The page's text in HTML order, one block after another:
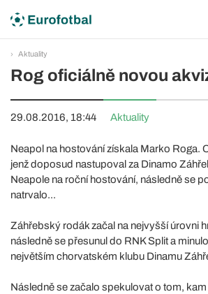
Aktuality
Rog oficiálně novou
29.08.2016, 18:44 Aktuality
Neapol na hostování získala Marko Roga.
jenž doposud nastupoval za Dinamo
Neapole na roční hostování, následně se
natrvalo...
Záhřebský rodák začal na nejvyšší úrovni
následně se přesunul do RNK Split a
největším chorvatském klubu Dinamu
Následně se začalo spekulovat o tom,